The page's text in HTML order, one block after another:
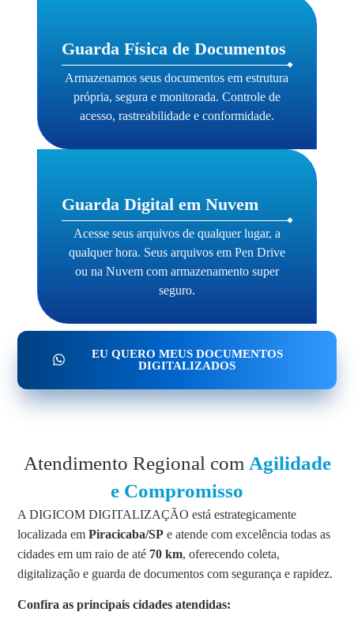
Guarda Física de Documentos
Armazenamos seus documentos em estrutura
própria, segura e monitorada. Controle de
acesso, rastreabilidade e conformidade.
Guarda Digital em Nuvem
Acesse seus arquivos de qualquer lugar, a
qualquer hora. Seus arquivos em Pen Drive
ou na Nuvem com armazenamento super
seguro.
EU QUERO MEUS DOCUMENTOS
DIGITALIZADOS
Atendimento Regional com Agilidade
e Compromisso
A DIGICOM DIGITALIZAÇÃO está estrategicamente
localizada emPiracicaba/SP e atende com excelência todas as
cidades em um raio de até 70 km, oferecendo coleta,
digitalização e guarda de documentos com segurança e rapidez.
Confira as principais cidades atendidas: